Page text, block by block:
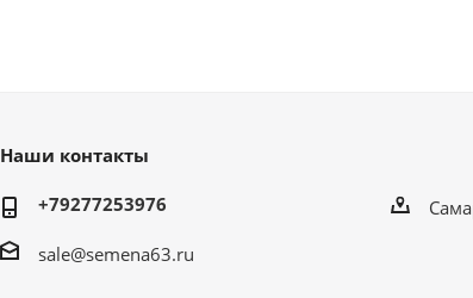
Наши контакты
+79277253976
sale@semena63.ru